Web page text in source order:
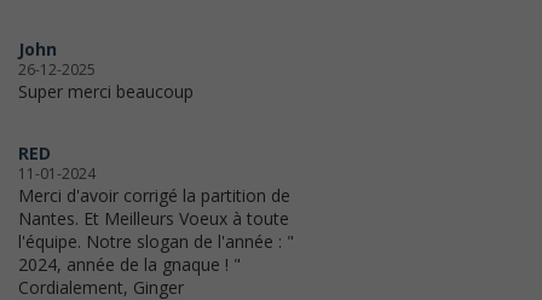
John
26-12-2025
Super merci beaucoup
RED
11-01-2024
Merci d'avoir corrigé la partition de
Nantes. Et Meilleurs Voeux à toute
l'équipe. Notre slogan de l'année : "
2024, année de la gnaque ! "
Cordialement, Ginger